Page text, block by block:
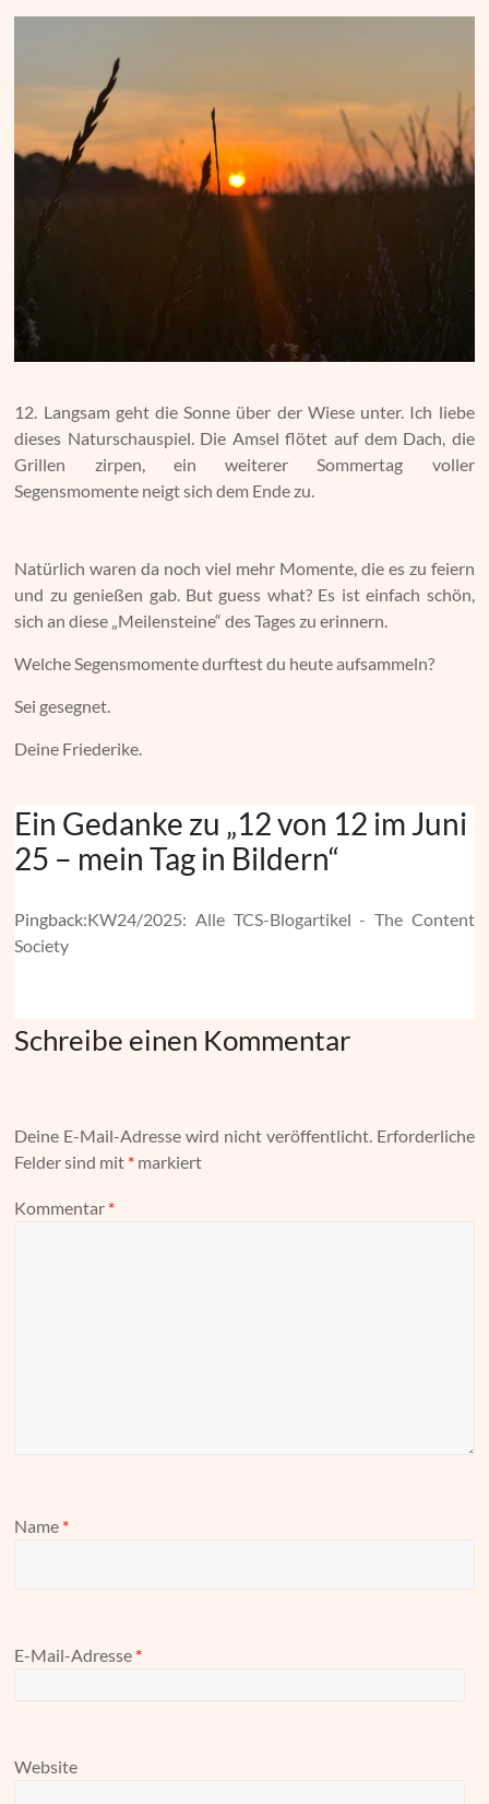
12. Langsam geht die Sonne über der Wiese unter. Ich liebe
dieses Naturschauspiel. Die Amsel flötet auf dem Dach, die
Grillen zirpen, ein weiterer Sommertag voller
Segensmomente neigt sich dem Ende zu.
Natürlich waren da noch viel mehr Momente, die es zu feiern
und zu genießen gab. But guess what? Es ist einfach schön,
sich an diese „Meilensteine“ des Tages zu erinnern.
Welche Segensmomente durftest du heute aufsammeln?
Sei gesegnet.
Deine Friederike.
Ein Gedanke zu „12 von 12 im Juni
25 – mein Tag in Bildern“
Pingback:KW24/2025: Alle TCS-Blogartikel - The Content
Society
Schreibe einen Kommentar
Deine E-Mail-Adresse wird nicht veröffentlicht. Erforderliche
Felder sind mit * markiert
Kommentar *
Name *
E-Mail-Adresse *
Website